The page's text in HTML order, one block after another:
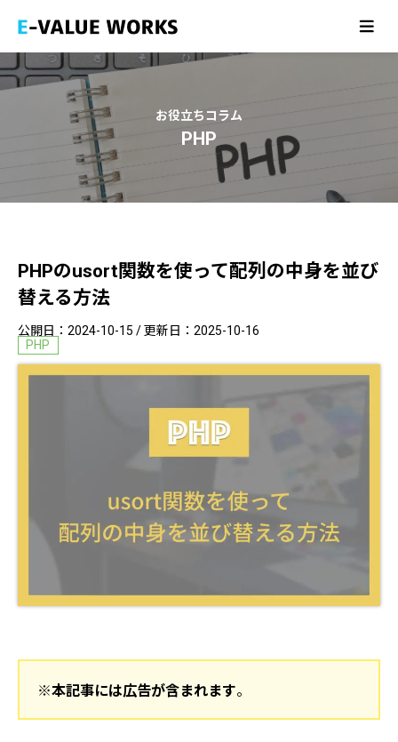
ホーム
アバウト
制作実績
お問い合わせ
CONTACT
お役立ちコラム
PHP
PHPのusort関数を使って配列の中身を並び
替える方法
公開日： 2024-10-15 / 更新日： 2025-10-16
PHP
※本記事には広告が含まれます。